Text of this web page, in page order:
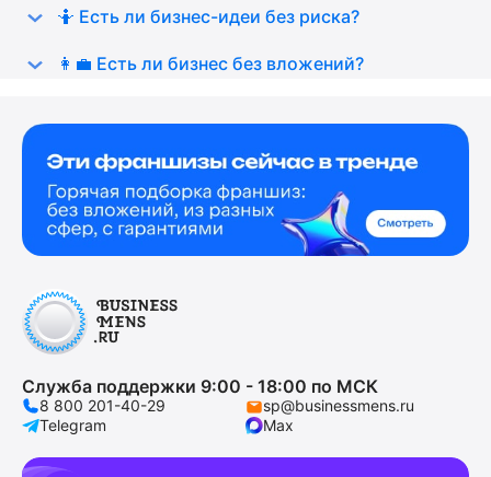
🤷 Есть ли бизнес-идеи без риска?
👩‍💼 Есть ли бизнес без вложений?
Служба поддержки 9:00 - 18:00 по МСК
8 800 201-40-29
sp@businessmens.ru
Telegram
Max